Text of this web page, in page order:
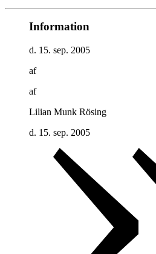
Information
d. 15. sep. 2005
af
af
Lilian Munk Rösing
d. 15. sep. 2005